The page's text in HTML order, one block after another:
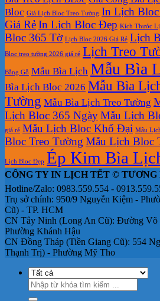
Lịch
Để
Bàn
Bloc Giá Lịch Bloc Treo Tường In Lịch
Giá RẻIn Lịch Bloc Đẹp Kích Thước
Bloc 365 Tờ Lịch Bloc 2026 Giá Rẻ Lịch
Bloc treo tường 2026 giá rẻ Lịch Treo
Bằng Gỗ Mẫu Bìa Lịch Mẫu Bìa
Bìa Lịch Bloc 2026 Mẫu Bìa
Tường Mẫu Bìa Lịch Treo Tường
Lịch Bloc 365 NgàyMẫu Lịch
giá rẻ Mẫu Lịch Bloc Khổ Đại Mẫu
Bloc Treo Tường Mẫu Lịch Bloc
Lịch Bloc Đẹp Ép Kim Bìa
CÔNG TY IN LỊCH TẾT ©
Hotline/Zalo: 0983.559.554 -
Trụ sở chính: 950/9 Nguyễn Kiệm -
Cũ) - TP. HCM
CN Tây Ninh (Long An Cũ): Đường
Phường Khánh Hậu
CN Đồng Tháp (Tiền Giang Cũ): 554
Thạnh Trị) - Phường Mỹ Tho
Tìm
kiếm: